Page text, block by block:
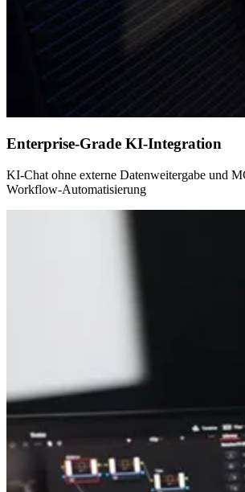
Enterprise-Grade KI-Integration
KI-Chat ohne externe Datenweitergabe und
Workflow-Automatisierung